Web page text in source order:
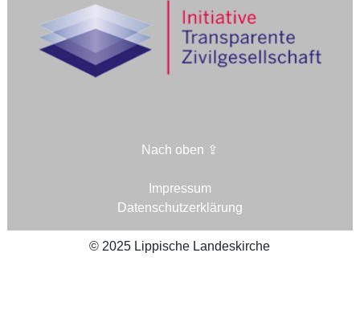
Nach oben ⇪
Impressum
Datenschutzerklärung
© 2025 Lippische Landeskirche